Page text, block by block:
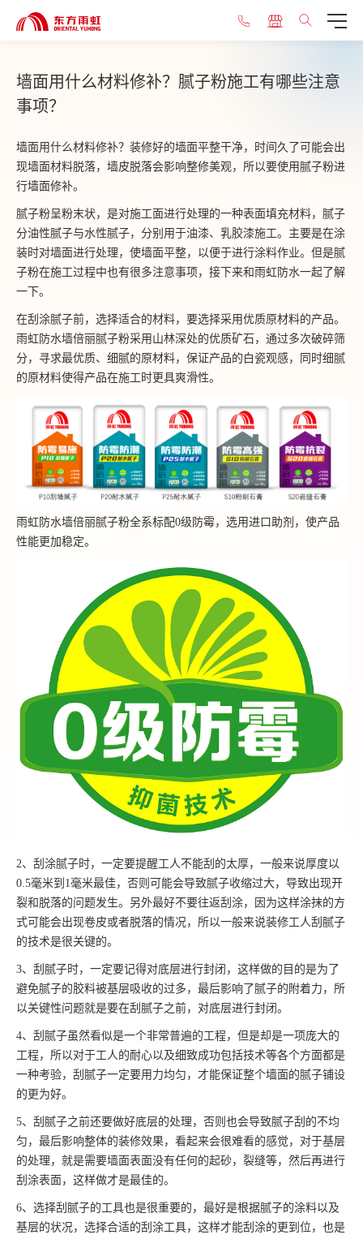
墙面用什么材料修补？腻子粉施工有哪些注意
事项？
墙面用什么材料修补？装修好的墙面平整干净，时间久了可能会出
现墙面材料脱落，墙皮脱落会影响整修美观，所以要使用腻子粉进
行墙面修补。
腻子粉呈粉末状，是对施工面进行处理的一种表面填充材料，腻子
分油性腻子与水性腻子，分别用于油漆、乳胶漆施工。主要是在涂
装时对墙面进行处理，使墙面平整，以便于进行涂料作业。但是腻
子粉在施工过程中也有很多注意事项，接下来和雨虹防水一起了解
一下。
在刮涂腻子前，选择适合的材料，要选择采用优质原材料的产品。
雨虹防水墙倍丽腻子粉采用山林深处的优质矿石，通过多次破碎筛
分，寻求最优质、细腻的原材料，保证产品的白瓷观感，同时细腻
的原材料使得产品在施工时更具爽滑性。
雨虹防水墙倍丽腻子粉全系标配0级防霉，选用进口助剂，使产品
性能更加稳定。
2、刮涂腻子时，一定要提醒工人不能刮的太厚，一般来说厚度以
0.5毫米到1毫米最佳，否则可能会导致腻子收缩过大，导致出现开
裂和脱落的问题发生。另外最好不要往返刮涂，因为这样涂抹的方
式可能会出现卷皮或者脱落的情况，所以一般来说装修工人刮腻子
的技术是很关键的。
3、刮腻子时，一定要记得对底层进行封闭，这样做的目的是为了
避免腻子的胶料被基层吸收的过多，最后影响了腻子的附着力，所
以关键性问题就是要在刮腻子之前，对底层进行封闭。
4、刮腻子虽然看似是一个非常普遍的工程，但是却是一项庞大的
工程，所以对于工人的耐心以及细致成功包括技术等各个方面都是
一种考验，刮腻子一定要用力均匀，才能保证整个墙面的腻子铺设
的更为好。
5、刮腻子之前还要做好底层的处理，否则也会导致腻子刮的不均
匀，最后影响整体的装修效果，看起来会很难看的感觉，对于基层
的处理，就是需要墙面表面没有任何的起砂，裂缝等，然后再进行
刮涂表面，这样做才是最佳的。
6、选择刮腻子的工具也是很重要的，最好是根据腻子的涂料以及
基层的状况，选择合适的刮涂工具，这样才能刮涂的更到位，也是